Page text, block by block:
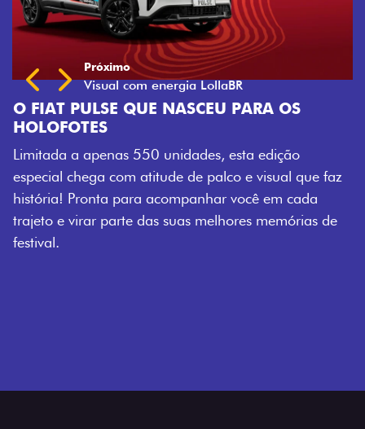
PARA OS
esta edição
e visual que faz
você em cada
memórias de